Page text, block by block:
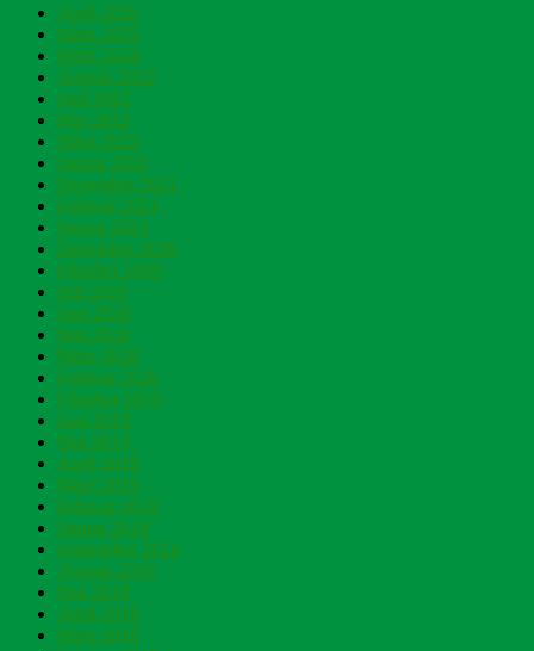
April 2026
März 2025
März 2024
August 2022
Juni 2022
Mai 2022
März 2022
Januar 2022
Dezember 2021
Februar 2021
Januar 2021
Dezember 2020
Oktober 2020
Juli 2020
Juni 2020
Mai 2020
März 2020
Februar 2020
Oktober 2019
Juni 2019
Mai 2019
April 2019
März 2019
Februar 2019
Januar 2019
September 2018
August 2018
Mai 2018
April 2018
März 2018